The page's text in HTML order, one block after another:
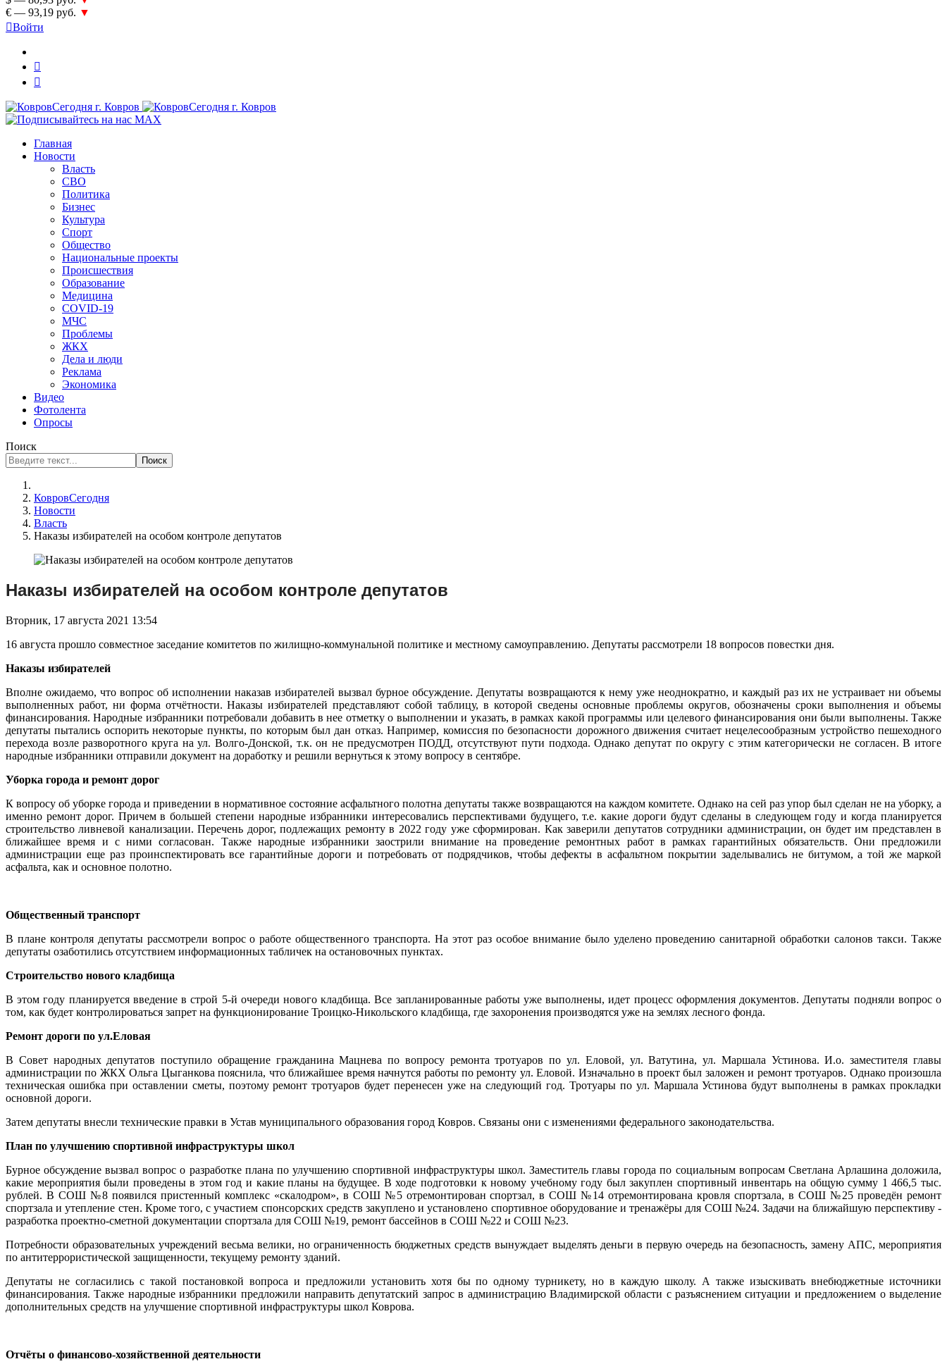
€ — 93,19 руб. ▼
Войти
Главная
Новости
Власть
СВО
Политика
Бизнес
Культура
Спорт
Общество
Национальные проекты
Происшествия
Образование
Медицина
COVID-19
МЧС
Проблемы
ЖКХ
Дела и люди
Реклама
Экономика
Видео
Фотолента
Опросы
Поиск
Поиск
КовровСегодня
Новости
Власть
Наказы избирателей на особом контроле депутатов
Наказы избирателей на особом контроле депутатов
Вторник, 17 августа 2021 13:54
16 августа прошло совместное заседание комитетов по жилищно-коммунальной политике и местному самоуправлению. Депутаты рассмотрели 18 вопросов повестки дня.
Наказы избирателей
Вполне ожидаемо, что вопрос об исполнении наказав избирателей вызвал бурное обсуждение. Депутаты возвращаются к нему уже неоднократно, и каждый раз их не устраивает ни объемы
выполненных работ, ни форма отчётности. Наказы избирателей представляют собой таблицу, в которой сведены основные проблемы округов, обозначены сроки выполнения и объемы
финансирования. Народные избранники потребовали добавить в нее отметку о выполнении и указать, в рамках какой программы или целевого финансирования они были выполнены. Также
депутаты пытались оспорить некоторые пункты, по которым был дан отказ. Например, комиссия по безопасности дорожного движения считает нецелесообразным устройство пешеходного
перехода возле разворотного круга на ул. Волго-Донской, т.к. он не предусмотрен ПОДД, отсутствуют пути подхода. Однако депутат по округу с этим категорически не согласен. В итоге
народные избранники отправили документ на доработку и решили вернуться к этому вопросу в сентябре.
Уборка города и ремонт дорог
К вопросу об уборке города и приведении в нормативное состояние асфальтного полотна депутаты также возвращаются на каждом комитете. Однако на сей раз упор был сделан не на уборку, а
именно ремонт дорог. Причем в большей степени народные избранники интересовались перспективами будущего, т.е. какие дороги будут сделаны в следующем году и когда планируется
строительство ливневой канализации. Перечень дорог, подлежащих ремонту в 2022 году уже сформирован. Как заверили депутатов сотрудники администрации, он будет им представлен в
ближайшее время и с ними согласован. Также народные избранники заострили внимание на проведение ремонтных работ в рамках гарантийных обязательств. Они предложили
администрации еще раз проинспектировать все гарантийные дороги и потребовать от подрядчиков, чтобы дефекты в асфальтном покрытии заделывались не битумом, а той же маркой
асфальта, как и основное полотно.
Общественный транспорт
В плане контроля депутаты рассмотрели вопрос о работе общественного транспорта. На этот раз особое внимание было уделено проведению санитарной обработки салонов такси. Также
депутаты озаботились отсутствием информационных табличек на остановочных пунктах.
Строительство нового кладбища
В этом году планируется введение в строй 5-й очереди нового кладбища. Все запланированные работы уже выполнены, идет процесс оформления документов. Депутаты подняли вопрос о
том, как будет контролироваться запрет на функционирование Троицко-Никольского кладбища, где захоронения производятся уже на землях лесного фонда.
Ремонт дороги по ул.Еловая
В Совет народных депутатов поступило обращение гражданина Мацнева по вопросу ремонта тротуаров по ул. Еловой, ул. Ватутина, ул. Маршала Устинова. И.о. заместителя главы
администрации по ЖКХ Ольга Цыганкова пояснила, что ближайшее время начнутся работы по ремонту ул. Еловой. Изначально в проект был заложен и ремонт тротуаров. Однако произошла
техническая ошибка при оставлении сметы, поэтому ремонт тротуаров будет перенесен уже на следующий год. Тротуары по ул. Маршала Устинова будут выполнены в рамках прокладки
основной дороги.
Затем депутаты внесли технические правки в Устав муниципального образования город Ковров. Связаны они с изменениями федерального законодательства.
План по улучшению спортивной инфраструктуры школ
Бурное обсуждение вызвал вопрос о разработке плана по улучшению спортивной инфраструктуры школ. Заместитель главы города по социальным вопросам Светлана Арлашина доложила,
какие мероприятия были проведены в этом год и какие планы на будущее. В ходе подготовки к новому учебному году был закуплен спортивный инвентарь на общую сумму 1 466,5 тыс.
рублей. В СОШ №8 появился пристенный комплекс «скалодром», в СОШ №5 отремонтирован спортзал, в СОШ №14 отремонтирована кровля спортзала, в СОШ №25 проведён ремонт
спортзала и утепление стен. Кроме того, с участием спонсорских средств закуплено и установлено спортивное оборудование и тренажёры для СОШ №24. Задачи на ближайшую перспективу -
разработка проектно-сметной документации спортзала для СОШ №19, ремонт бассейнов в СОШ №22 и СОШ №23.
Потребности образовательных учреждений весьма велики, но ограниченность бюджетных средств вынуждает выделять деньги в первую очередь на безопасность, замену АПС, мероприятия
по антитеррористической защищенности, текущему ремонту зданий.
Депутаты не согласились с такой постановкой вопроса и предложили установить хотя бы по одному турникету, но в каждую школу. А также изыскивать внебюджетные источники
финансирования. Также народные избранники предложили направить депутатский запрос в администрацию Владимирской области с разъяснением ситуации и предложением о выделение
дополнительных средств на улучшение спортивной инфраструктуры школ Коврова.
Отчёты о финансово-хозяйственной деятельности